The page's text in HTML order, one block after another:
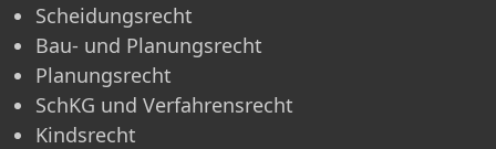
Scheidungsrecht
Bau- und Planungsrecht
Planungsrecht
SchKG und Verfahrensrecht
Kindsrecht